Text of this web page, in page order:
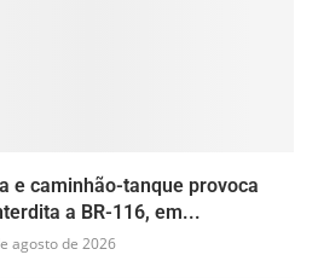
e caminhão-tanque provoca
a BR-116, em...
agosto de 2026